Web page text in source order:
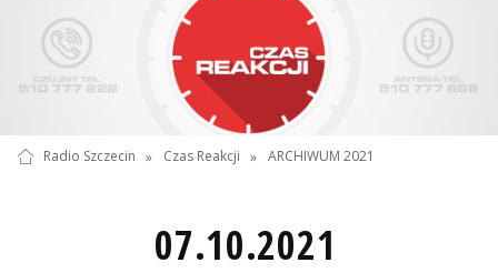
Radio Szczecin » Czas Reakcji » ARCHIWUM 2021
07.10.2021